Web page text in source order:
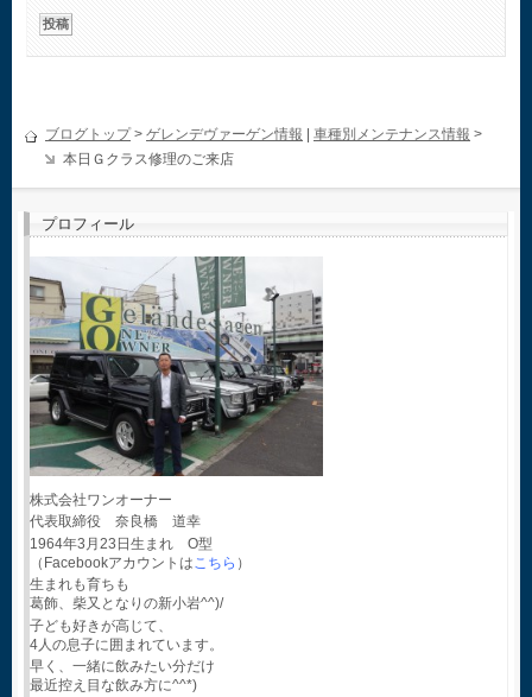
ブログトップ> ゲレンデヴァーゲン情報 車種別メンテナンス情報 >
本日Ｇクラス修理のご来店
プロフィール
株式会社ワンオーナー
代表取締役 奈良橋 道幸
1964年3月23日生まれ O型
（Facebookアカウントはこちら ）
生まれも育ちも
葛飾、柴又となりの新小岩^^)/
子ども好きが高じて、
4人の息子に囲まれています。
早く、一緒に飲みたい分だけ
最近控え目な飲み方に^^*)